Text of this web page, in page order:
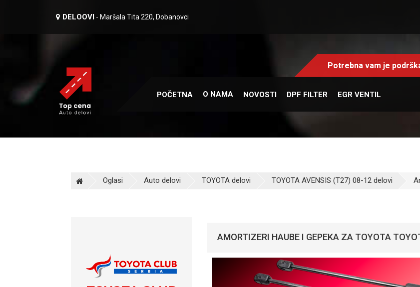
DELOOVI - Maršala Tita 220, Dobanovci
Potrebna vam je
POČETNA O NAMA NOVOSTI DPF FILTER EGR VENTIL
Oglasi Auto delovi TOYOTA delovi TOYOTA AVENSIS (T27) 08-12 delovi
AMORTIZERI HAUBE I GEPEKA ZA TOYOTA